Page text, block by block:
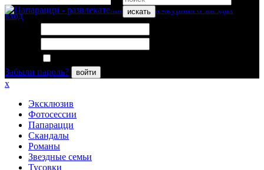
искать
вход
Забыли пароль?
войти
x
Эксклюзив
Фотосессии
Папарацци
Скандалы
Романы
Звездные семьи
Тусовки